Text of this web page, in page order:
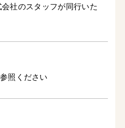
社のスタッフが同行いた
照ください